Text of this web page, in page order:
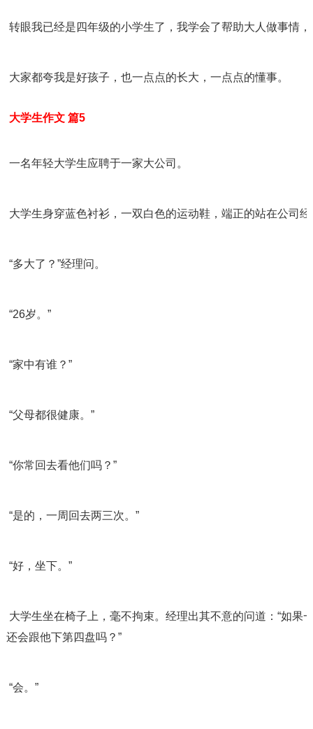
转眼我已经是四年级的小学生了，我学会了帮助大人做事情
大家都夸我是好孩子，也一点点的长大，一点点的懂事。
大学生作文 篇5
一名年轻大学生应聘于一家大公司。
大学生身穿蓝色衬衫，一双白色的运动鞋，端正的站在公司
“多大了？”经理问。
“26岁。”
“家中有谁？”
“父母都很健康。”
“你常回去看他们吗？”
“是的，一周回去两三次。”
“好，坐下。”
还会跟他下第四盘吗？”
“会。”